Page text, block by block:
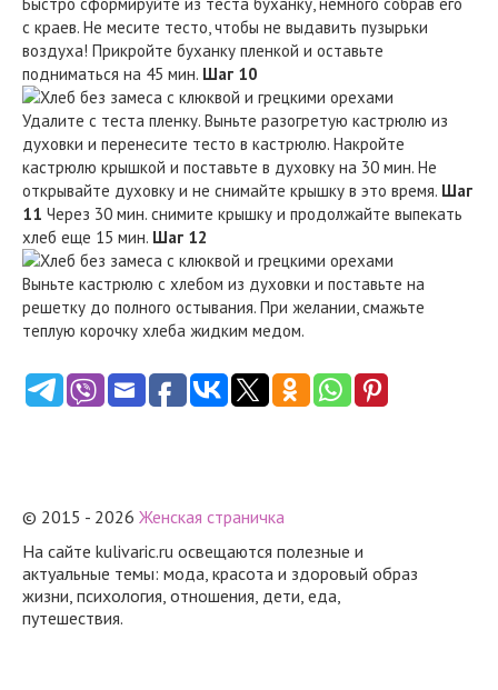
с краев. Не месите тесто, чтобы не выдавить пузырьки
воздуха! Прикройте буханку пленкой и оставьте
подниматься на 45 мин. Шаг 10
Удалите с теста пленку. Выньте разогретую кастрюлю из
духовки и перенесите тесто в кастрюлю. Накройте
кастрюлю крышкой и поставьте в духовку на 30 мин. Не
открывайте духовку и не снимайте крышку в это время. Шаг
11 Через 30 мин. снимите крышку и продолжайте выпекать
хлеб еще 15 мин. Шаг 12
Выньте кастрюлю с хлебом из духовки и поставьте на
решетку до полного остывания. При желании, смажьте
теплую корочку хлеба жидким медом.
© 2015 - 2026 Женская страничка
На сайте kulivaric.ru освещаются полезные и
актуальные темы: мода, красота и здоровый образ
жизни, психология, отношения, дети, еда,
путешествия.